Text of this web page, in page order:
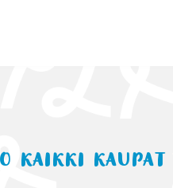
KAIKKI KAUPAT